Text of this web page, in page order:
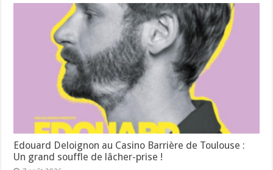
Edouard Deloignon au Casino Barrière de Toulouse :
Un grand souffle de lâcher-prise !